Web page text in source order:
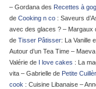
– Gordana des Recettes à
de Cooking n co : Saveurs
avec des glaces ? – Margaux
de Tisser Pâtisser: La Vanille
Autour d’un Tea Time –
Valérie de I love cakes : La
vita – Gabrielle de Petite
cook : Cuisine Libanaise –